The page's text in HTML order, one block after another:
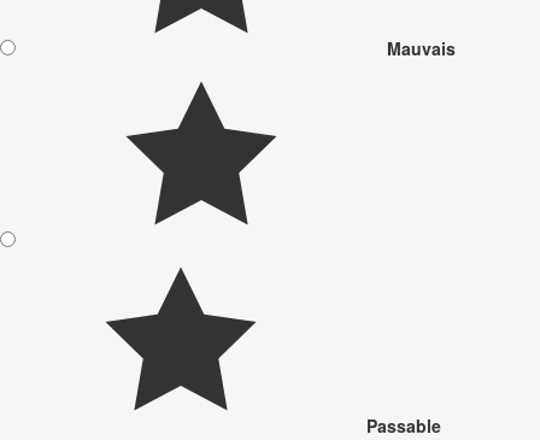
Mauvais
Passable